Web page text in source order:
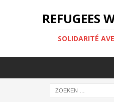
REFUGEES
SOLIDARITÉ